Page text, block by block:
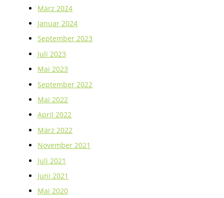
März 2024
Januar 2024
September 2023
Juli 2023
Mai 2023
September 2022
Mai 2022
April 2022
März 2022
November 2021
Juli 2021
Juni 2021
Mai 2020